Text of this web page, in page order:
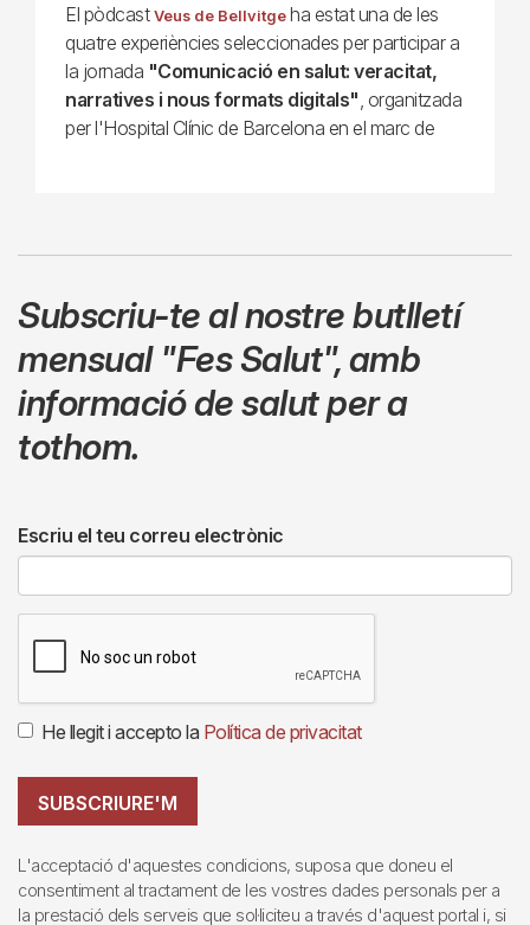
El pòdcast Veus de Bellvitgeha estat una de les
quatre experiències seleccionades per participar a
la jornada "Comunicació en salut: veracitat,
narratives i nous formats digitals" , organitzada
per l'Hospital Clínic de Barcelona en el marc de
Subscriu-te al nostre butlletí
mensual "Fes Salut",amb
informació de salut per a
tothom.
Escriu el teu correu electrònic
He llegit i accepto la Política de privacitat
SUBSCRIURE'M
L'acceptació d'aquestes condicions, suposa que doneu el
consentiment al tractament de les vostres dades personals per a
la prestació dels serveis que sol·liciteu a través d'aquest portal i, si